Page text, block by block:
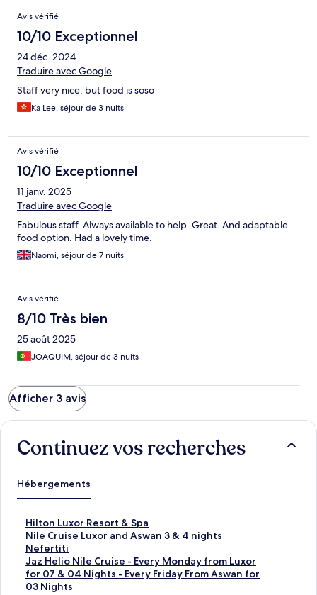
Avis
Avis vérifié
10/10 Exceptionnel
24 déc. 2024
Traduire avec Google
Staff very nice, but food is soso
Ka Lee, séjour de 3 nuits
Avis vérifié
10/10 Exceptionnel
11 janv. 2025
Traduire avec Google
Fabulous staff. Always available to help. Great. And adaptable
food option. Had a lovely time.
Naomi, séjour de 7 nuits
Avis vérifié
8/10 Très bien
25 août 2025
JOAQUIM, séjour de 3 nuits
Afficher 3 avis
Continuez vos recherches
Hébergements
Hilton Luxor Resort & Spa
L
i
e
n
o
u
Nile Cruise Luxor and Aswan 3 & 4 nights
L
i
e
n
o
Nefertiti
L
i
e
n
Jaz Helio Nile Cruise - Every Monday from Luxor
for 07 & 04 Nights - Every Friday From Aswan for
03 Nights
L
i
e